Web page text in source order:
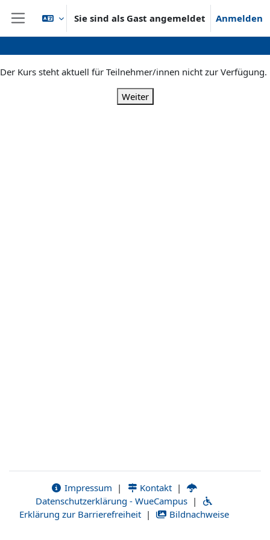
Zum Hauptinhalt
Website-Übersicht
Sie sind als Gast angemeldet Anmelden
Der Kurs steht aktuell für Teilnehmer/innen nicht zur Verfügung.
Weiter
Impressum | Kontakt |
Datenschutzerklärung - WueCampus |
Erklärung zur Barrierefreiheit | Bildnachweise